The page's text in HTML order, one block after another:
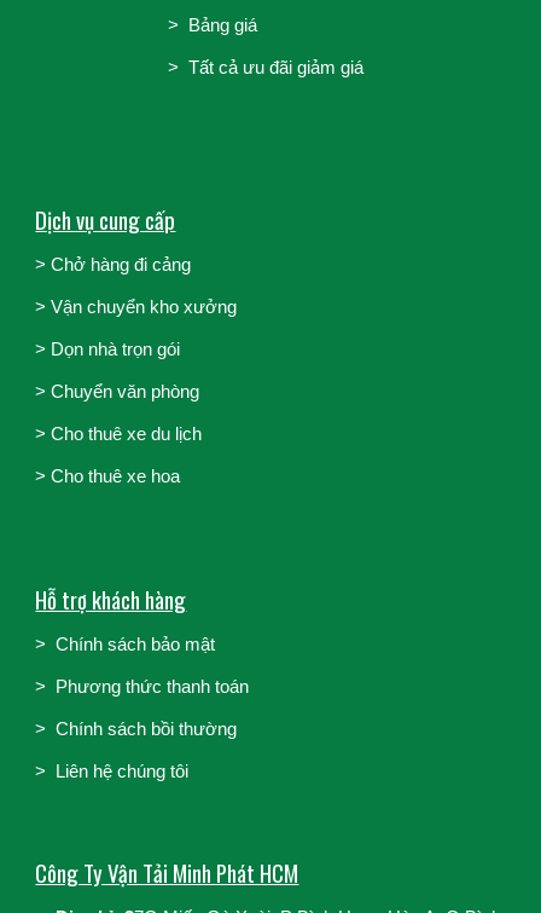
> Bảng giá
> Tất cả ưu đãi giảm giá
Dịch vụ cung cấp
> Chở hàng đi cảng
>Vận chuyển kho xưởng
> Dọn nhà trọn gói
>Chuyển văn phòng
>Cho thuê xe du lịch
>Cho thuê xe hoa
Hỗ trợ khách hàng
> Chính sách bảo mật
> Phương thức thanh toán
>Chính sách bồi thường
> Liên hệ chúng tôi
Công Ty Vận Tải Minh Phát HCM